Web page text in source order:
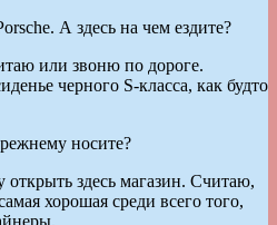
А здесь на чем ездите?
или звоню по дороге.
черного S-класса, как будто
носите?
здесь магазин. Считаю,
хорошая среди всего того,